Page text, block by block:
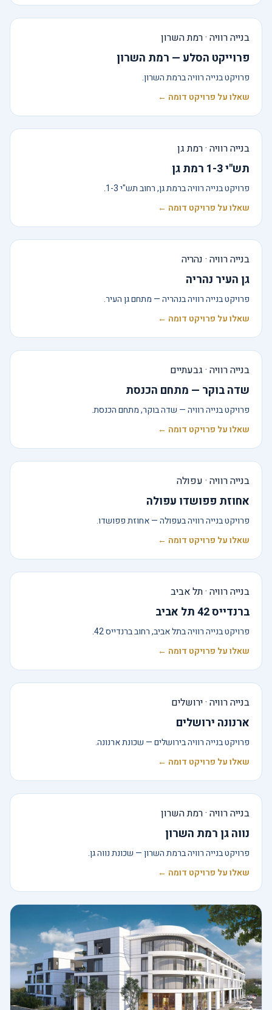
בנייה רוויה · רמת השרון
פרוייקט הסלע — רמת השרון
פרויקט בנייה רוויה ברמת השרון.
שאלו על פרויקט דומה ←
בנייה רוויה · רמת גן
תש"י 1-3 רמת גן
פרויקט בנייה רוויה ברמת גן, רחוב תש"י 1-3.
שאלו על פרויקט דומה ←
בנייה רוויה · נהריה
גן העיר נהריה
פרויקט בנייה רוויה בנהריה — מתחם גן העיר.
שאלו על פרויקט דומה ←
בנייה רוויה · גבעתיים
שדה בוקר — מתחם הכנסת
פרויקט בנייה רוויה — שדה בוקר, מתחם הכנסת.
שאלו על פרויקט דומה ←
בנייה רוויה · עפולה
אחוזת פפושדו עפולה
פרויקט בנייה רוויה בעפולה — אחוזת פפושדו.
שאלו על פרויקט דומה ←
בנייה רוויה · תל אביב
ברנדייס 42 תל אביב
פרויקט בנייה רוויה בתל אביב, רחוב ברנדייס 42.
שאלו על פרויקט דומה ←
בנייה רוויה · ירושלים
ארנונה ירושלים
פרויקט בנייה רוויה בירושלים — שכונת ארנונה.
שאלו על פרויקט דומה ←
בנייה רוויה · רמת השרון
נווה גן רמת השרון
פרויקט בנייה רוויה ברמת השרון — שכונת נווה גן.
שאלו על פרויקט דומה ←